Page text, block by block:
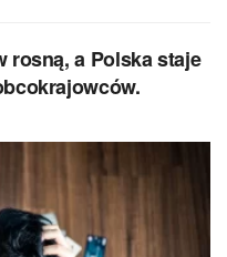
rosną, a Polska staje